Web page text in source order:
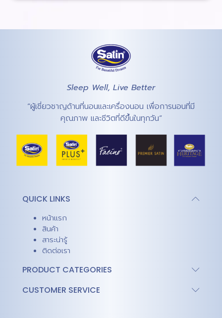
Sleep Well, Live Better
“ผู้เชี่ยวชาญด้านที่นอนและเครื่องนอน เพื่อการนอนที่มี
คุณภาพ และชีวิตที่ดีขึ้นในทุกวัน”
QUICK LINKS
หน้าแรก
สินค้า
สาระน่ารู้
ติดต่อเรา
PRODUCT CATEGORIES
CUSTOMER SERVICE